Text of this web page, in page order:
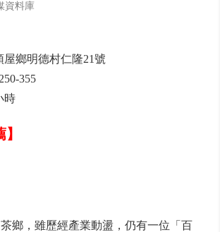
資料庫
鄉明德村仁隆21號
355
時
鄉，雖歷經產業動盪，仍有一位「百